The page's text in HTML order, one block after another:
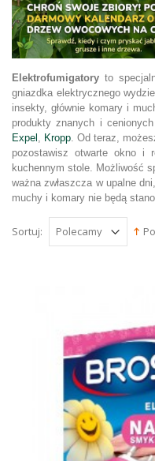
Elektrofumigatory to
gniazdka elektrycznego
insekty, głównie komary i
produkty znanych i
Expel
Kropp . Od teraz,
pozostawisz otwarte okno
kuchennym stole. Możliwość
ważna zwłaszcza w upalne
muchy i komary nie będą
Sortuj: